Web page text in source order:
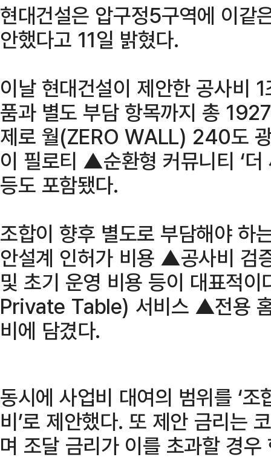
현대건설은 압구정5구역에 이같
안했다고 11일 밝혔다.
이날 현대건설이 제안한 공사비
품과 별도 부담 항목까지 총
제로 월(ZERO WALL) 240도
이 필로티 ▲순환형 커뮤니티 ‘
등도 포함됐다.
조합이 향후 별도로 부담해야
안설계 인허가 비용 ▲공사비 검
및 초기 운영 비용 등이 대표적
Private Table) 서비스 ▲전용
비에 담겼다.
동시에 사업비 대여의 범위를 ‘
비’로 제안했다. 또 제안 금리
며 조달 금리가 이를 초과할 경